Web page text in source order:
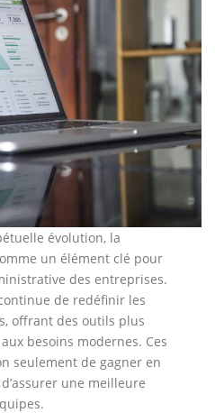
évolution, la
un élément clé pour
des entreprises.
de redéfinir les
offrant des outils plus
besoins modernes. Ces
seulement de gagner en
une meilleure